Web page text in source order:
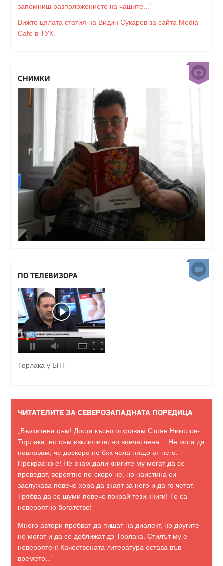
запомниш разположението на чашите..."
Вижте цялата статия на Видин Сукарев за сайта Media
Cafe в ТУК.
СНИМКИ
ПО ТЕЛЕВИЗОРА
Торлака у БНТ
ЧИТАТЕЛИТЕ ЗА СЕВЕРОЗАПАДНАТА ПОРЕДИЦА
„Възхитена съм! Доста късно откривам Стоян Николов-
Торлака, но съм изключително впечатлена… Не мога да
повярвам, че доскоро не бях чела нищо от него.
Прекрасно е! Не знам дали книгите му могат да се
преведат, вероятно по-скоро не, но наистина си
заслужава повече хора да знаят за него и да го четат.
Трябва да се шуми повече покрай тези книги! Те са
невероятно богатство!
Много автори пробват да пишат на диалект, но другите
не могат и да се доближат до Торлака. Стилът му е
невероятен! Качествената литература остава във
времето…“